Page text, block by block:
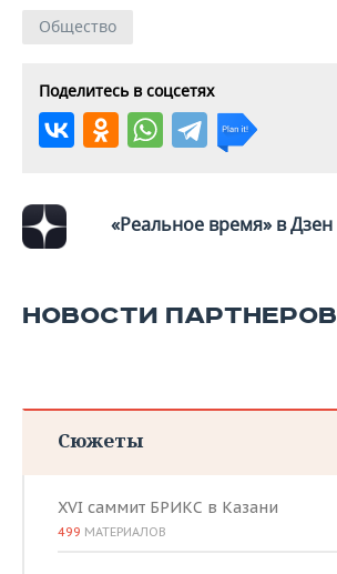
Общество
Поделитесь в соцсетях
«Реальное время» в Дзен
НОВОСТИ ПАРТНЕРОВ
Сюжеты
XVI саммит БРИКС в Казани
499 МАТЕРИАЛОВ